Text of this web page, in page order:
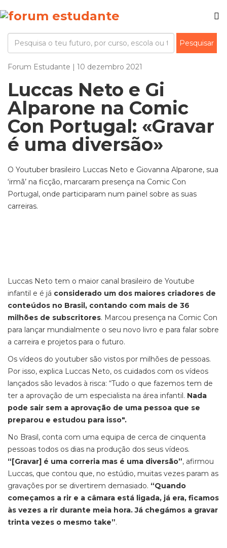
Forum Estudante | 10 dezembro 2021
Luccas Neto e Gi
Alparone na Comic
Con Portugal: «Gravar
é uma diversão»
O Youtuber brasileiro Luccas Neto e Giovanna Alparone, sua
‘irmã’ na ficção, marcaram presença na Comic Con
Portugal, onde participaram num painel sobre as suas
carreiras.
Luccas Neto tem o maior canal brasileiro de Youtube
infantil e é já considerado um dos maiores criadores de
conteúdos no Brasil, contando com mais de 36
milhões de subscritores. Marcou presença na Comic Con
para lançar mundialmente o seu novo livro e para falar sobre
a carreira e projetos para o futuro.
Os vídeos do youtuber são vistos por milhões de pessoas.
Por isso, explica Luccas Neto, os cuidados com os vídeos
lançados são levados à risca: “Tudo o que fazemos tem de
ter a aprovação de um especialista na área infantil. Nada
pode sair sem a aprovação de uma pessoa que se
preparou e estudou para isso".
No Brasil, conta com uma equipa de cerca de cinquenta
pessoas todos os dias na produção dos seus vídeos.
“[Gravar] é uma correria mas é uma diversão”, afirmou
Luccas, que contou que, no estúdio, muitas vezes param as
gravações por se divertirem demasiado. “Quando
começamos a rir e a câmara está ligada, já era, ficamos
às vezes a rir durante meia hora. Já chegámos a gravar
trinta vezes o mesmo take”.